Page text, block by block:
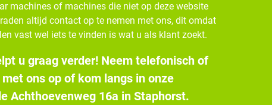
machines of machines die niet op deze website
altijd contact op te nemen met ons, dit omdat
vast wel iets te vinden is wat u als klant zoekt.
u graag verder! Neem telefonisch of
ons op of kom langs in onze
Achthoevenweg 16a in Staphorst.